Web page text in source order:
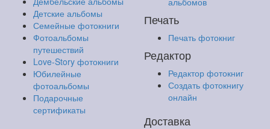
Детские альбомы
Семейные фотокниги
Фотоальбомы
путешествий
Love-Story фотокниги
Юбилейные
фотоальбомы
Подарочные
сертификаты
Печать
Печать фотокниг
Редактор
Редактор фотокниг
Создать фотокнигу
онлайн
Доставка